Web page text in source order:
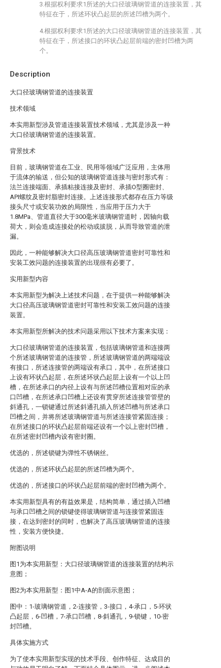
Description
大口径玻璃钢管道的连接装置
技术领域
本实用新型涉及管道连接装置技术领域，尤其是涉及一种
大口径玻璃钢管道的连接装置。
背景技术
目前，玻璃钢管道在工业、民用等领域广泛应用，主体用
于流体的输送，但公知的玻璃钢管道连接与密封形式有：
法兰连接端面、承插粘接连接及密封、承插O型圈密封、
API螺纹及密封脂密封连接。上述连接形式都存在压力等级
接头尺寸或安装功效的局限性，当应用于压力大于
1.8MPa、管道直径大于300毫米玻璃钢管道时，因轴向载
荷大，则会造成连接处的松动或拔脱，从而导致管道的泄
漏。
因此，一种能够解决大口径高压玻璃钢管道密封可靠性和
安装工效问题的连接装置的出现很有必要了。
实用新型内容
本实用新型为解决上述技术问题，在于提供一种能够解决
大口径高压玻璃钢管道密封可靠性和安装工效问题的连接
装置。
本实用新型所解决的技术问题采用以下技术方案来实现：
大口径玻璃钢管道的连接装置，包括玻璃钢管道和连接两
个所述玻璃钢管道的连接管，所述玻璃钢管道的两端端设
有接口，所述连接管的两端设有承口，其中，在所述接口
上设有环状凸起层，在所述环状凸起层上设有一个以上凹
槽，在所述承口的内径上设有与所述凹槽位置相对应的承
口凹槽，在所述承口凹槽上还设有贯穿所述连接管管壁的
斜通孔，一锁键通过所述斜通孔插入所述凹槽与所述承口
凹槽之间，并将所述玻璃钢管道与所述连接管紧固连接；
在所述接口的环状凸起层前端还设有一个以上密封凹槽，
在所述密封凹槽内设有密封圈。
优选的，所述锁键为弹性不锈钢丝。
优选的，所述环状凸起层的所述凹槽为两个。
优选的，所述接口的环状凸起层前端的密封凹槽为两个。
本实用新型具有的有益效果是，结构简单，通过插入凹槽
与承口凹槽之间的锁键使得玻璃钢管道与连接管紧固连
接，在达到密封的同时，也解决了高压玻璃钢管道的连接
性，安装方便快捷。
附图说明
图1为本实用新型：大口径玻璃钢管道的连接装置的结构示
意图；
图2为本实用新型：图1中A-A的剖面示意图；
图中：1-玻璃钢管道，2-连接管，3-接口，4-承口，5-环状
凸起层，6-凹槽，7-承口凹槽，8-斜通孔，9-锁键，10-密
封凹槽。
具体实施方式
为了使本实用新型实现的技术手段、创作特征、达成目的
3.根据权利要求1所述的大口径玻璃钢管道的连接装置，其
特征在于，所述环状凸起层的所述凹槽为两个。
4.根据权利要求1所述的大口径玻璃钢管道的连接装置，其
特征在于，所述接口的环状凸起层前端的密封凹槽为两
个。